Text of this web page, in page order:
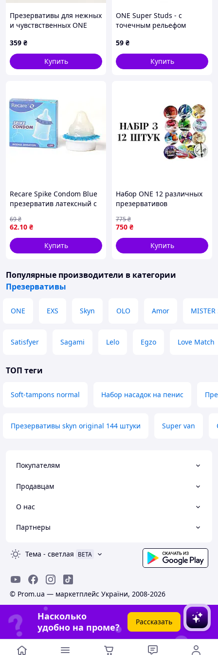
Презервативы для нежных
и чувствственных ONE
359 ₴
Купить
ONE Super Studs - с
точечным рельефом
59 ₴
Купить
Recare Spike Condom Blue
презерватив латексный с
стимулирующая на член 1
шт
62.10 ₴
69₴
Купить
Набор ONE 12 различных
презервативов
750 ₴
775₴
Купить
Популярные производители в категории
Презервативы
ONE EXS Skyn OLO Amor MISTER
Satisfyer Sagami Lelo Egzo Love Match
ТОП теги
Soft-tampons normal Набор насадок на пенис
Презервативы skyn original 144 штуки Super van
Покупателям
Продавцам
О нас
Партнеры
Тема - светлая BETA
© Prom.ua — маркетплейс України, 2008-2026
Насколько
удобно на проме?
Рассказать